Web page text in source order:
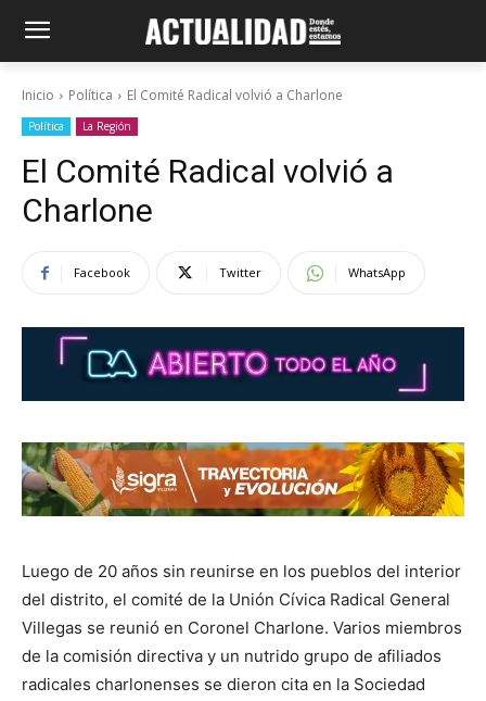
Inicio Política El Comité Radical volvió a Charlone
Política La Región
El Comité Radical volvió a
Charlone
Facebook Twitter WhatsApp
Luego de 20 años sin reunirse en los pueblos del interior
del distrito, el comité de la Unión Cívica Radical General
Villegas se reunió en Coronel Charlone. Varios miembros
de la comisión directiva y un nutrido grupo de afiliados
radicales charlonenses se dieron cita en la Sociedad